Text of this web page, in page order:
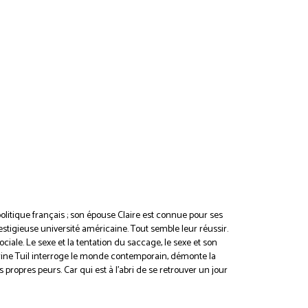
français ; son épouse Claire est connue pour ses
université américaine. Tout semble leur réussir.
Le sexe et la tentation du saccage, le sexe et son
Tuil interroge le monde contemporain, démonte la
peurs. Car qui est à l’abri de se retrouver un jour